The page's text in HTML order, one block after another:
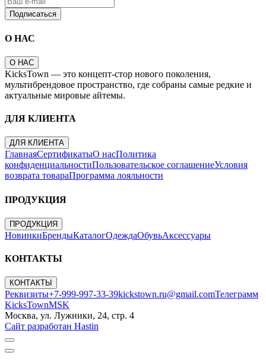
Подписаться
О НАС
О НАС
KicksTown — это концепт-стор нового поколения,
мультибрендовое пространство, где собраны самые редкие и
актуальные мировые айтемы.
ДЛЯ КЛИЕНТА
ДЛЯ КЛИЕНТА
ГлавнаяСертификатыО насПолитика
конфиденциальностиПользовательское соглашениеУсловия
возврата товараПрограмма лояльности
ПРОДУКЦИЯ
ПРОДУКЦИЯ
НовинкиБрендыКаталогОдеждаОбувьАксессуары
КОНТАКТЫ
КОНТАКТЫ
Реквизиты+7-999-997-33-39kickstown.ru@gmail.comТелеграмм
KicksTownMSK
Москва, ул. Лужники, 24, стр. 4
Сайт разработан Hastin